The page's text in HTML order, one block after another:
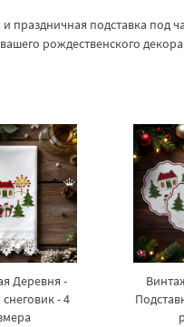
праздничная подставка под
рождественского
Деревня -
- 4